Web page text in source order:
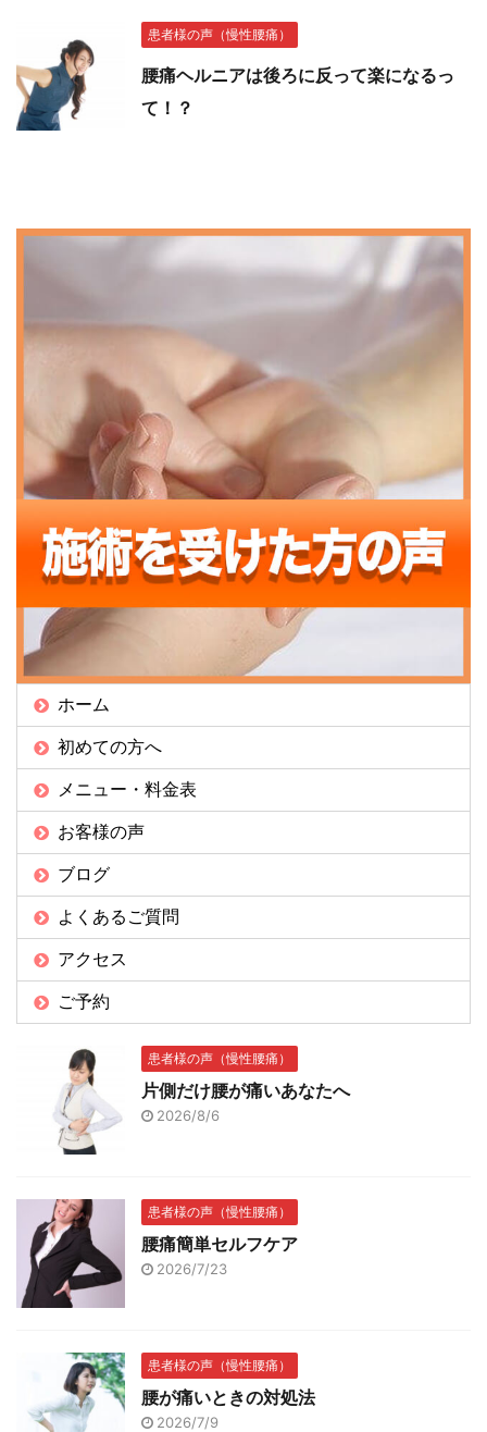
患者様の声（慢性腰痛）
腰痛ヘルニアは後ろに反って楽になるっ
て！？
ホーム
初めての方へ
メニュー・料金表
お客様の声
ブログ
よくあるご質問
アクセス
ご予約
患者様の声（慢性腰痛）
片側だけ腰が痛いあなたへ
2026/8/6
患者様の声（慢性腰痛）
腰痛簡単セルフケア
2026/7/23
患者様の声（慢性腰痛）
腰が痛いときの対処法
2026/7/9